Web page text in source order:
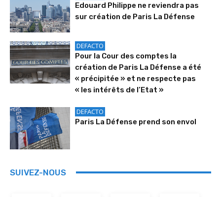
Edouard Philippe ne reviendra pas
sur création de Paris La Défense
DEFACTO
Pour la Cour des comptes la
création de Paris La Défense a été
« précipitée » et ne respecte pas
« les intérêts de l’Etat »
DEFACTO
Paris La Défense prend son envol
SUIVEZ-NOUS